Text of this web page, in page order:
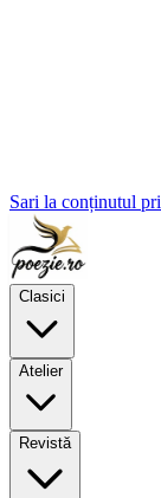
Sari la conținutul
Clasici
Atelier
Revistă